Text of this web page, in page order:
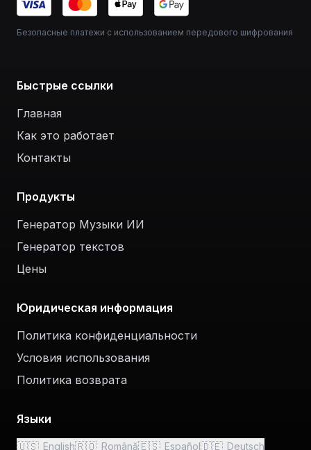
Безопасные платежи с использованием передового шифрования
Быстрые ссылки
Главная
Как это работает
Контакты
Продукты
Генератор Музыки ИИ
Генератор текстов
Цены
Юридическая информация
Политика конфиденциальности
Условия использования
Политика возврата
Языки
🇺🇸 English🇷🇴 Română🇪🇸 Español🇩🇪 Deutsch